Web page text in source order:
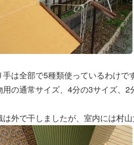
手は全部で5種類使っているわけで
用の通常サイズ、4分の3サイズ、2
は外で干しましたが、室内には村